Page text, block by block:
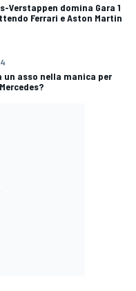
Verstappen domina Gara 1
Ferrari e Aston Martin
un asso nella manica per